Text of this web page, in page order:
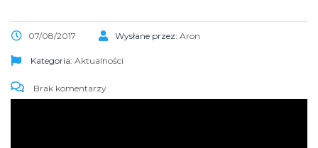
07/08/2017 Wysłane przez: Aron
Kategoria: Aktualności
Brak komentarzy